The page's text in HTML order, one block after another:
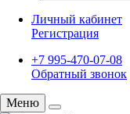
Личный кабинет
Регистрация
+7 995-470-07-08
Обратный звонок
Меню